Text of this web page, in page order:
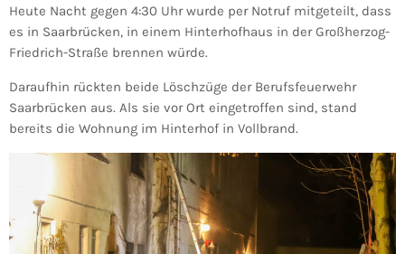
Heute Nacht gegen 4:30 Uhr wurde per Notruf mitgeteilt, dass
es in Saarbrücken, in einem Hinterhofhaus in der Großherzog-
Friedrich-Straße brennen würde.
Daraufhin rückten beide Löschzüge der Berufsfeuerwehr
Saarbrücken aus. Als sie vor Ort eingetroffen sind, stand
bereits die Wohnung im Hinterhof in Vollbrand.